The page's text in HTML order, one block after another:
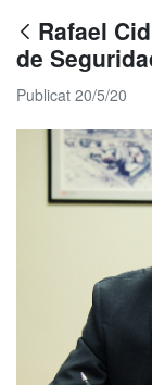
Rafael
de
Publicat 20/5/20